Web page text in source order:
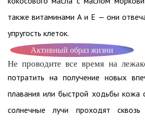
также витаминами А и Е — они
упругость клеток.
Активный образ жизни
Не проводите все время на
потратить на получение новых
плавания или быстрой ходьбы кожа
солнечные лучи проходят